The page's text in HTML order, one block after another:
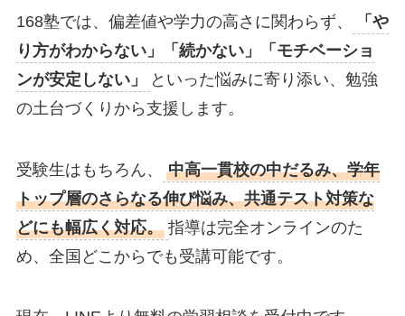
168塾では、偏差値や学力の高さに関わらず、
「や
り方がわからない」「続かない」「モチベーショ
ンが安定しない」
といった悩みに寄り添い、勉強
の土台づくりから支援します。
受験生はもちろん、
中高一貫校の中だるみ、学年
トップ層のさらなる伸び悩み、共通テスト対策な
どにも幅広く対応。 指導は完全オンラインのた
め、全国どこからでも受講可能です。